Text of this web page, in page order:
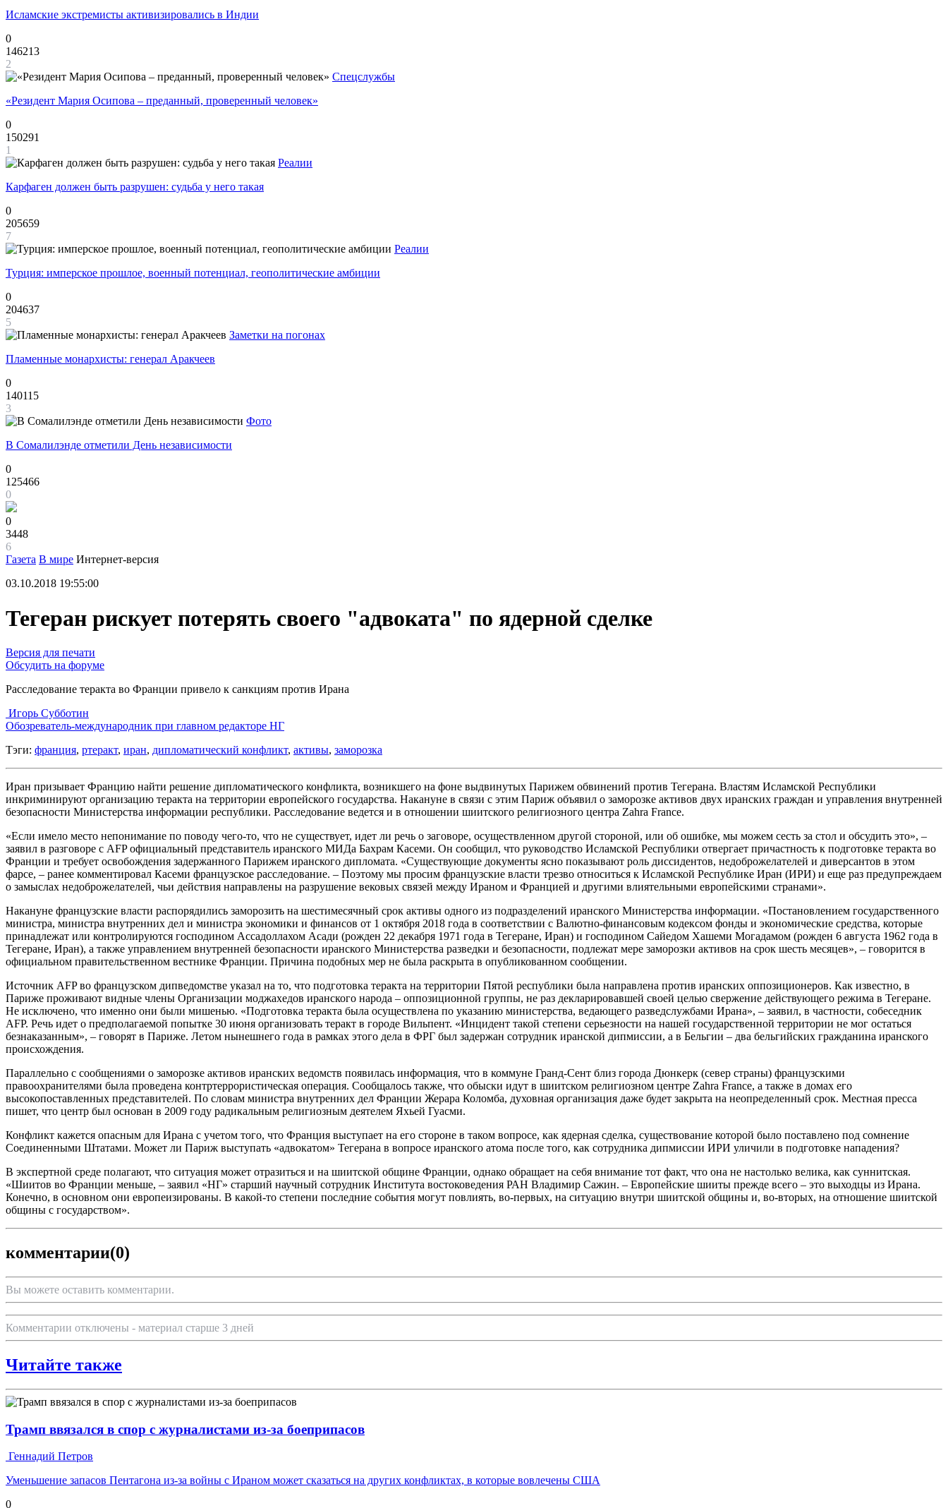
Исламские экстремисты активизировались в Индии
0
146213
2
Спецслужбы
«Резидент Мария Осипова – преданный, проверенный человек»
0
150291
1
Реалии
Карфаген должен быть разрушен: судьба у него такая
0
205659
7
Реалии
Турция: имперское прошлое, военный потенциал, геополитические амбиции
0
204637
5
Заметки на погонах
Пламенные монархисты: генерал Аракчеев
0
140115
3
Фото
В Сомалилэнде отметили День независимости
0
125466
0
0
3448
6
Газета В мире Интернет-версия
03.10.2018 19:55:00
Тегеран рискует потерять своего "адвоката" по ядерной сделке
Версия для печати
Обсудить на форуме
Расследование теракта во Франции привело к санкциям против Ирана
Игорь Субботин
Обозреватель-международник при главном редакторе НГ
Тэги: франция, ртеракт, иран, дипломатический конфликт, активы, заморозка
Иран призывает Францию найти решение дипломатического конфликта, возникшего на фоне выдвинутых Парижем обвинений против Тегерана. Властям Исламской Республики
инкриминируют организацию теракта на территории европейского государства. Накануне в связи с этим Париж объявил о заморозке активов двух иранских граждан и управления внутренней
безопасности Министерства информации республики. Расследование ведется и в отношении шиитского религиозного центра Zahra France.
«Если имело место непонимание по поводу чего-то, что не существует, идет ли речь о заговоре, осуществленном другой стороной, или об ошибке, мы можем сесть за стол и обсудить это», –
заявил в разговоре с AFP официальный представитель иранского МИДа Бахрам Касеми. Он сообщил, что руководство Исламской Республики отвергает причастность к подготовке теракта во
Франции и требует освобождения задержанного Парижем иранского дипломата. «Существующие документы ясно показывают роль диссидентов, недоброжелателей и диверсантов в этом
фарсе, – ранее комментировал Касеми французское расследование. – Поэтому мы просим французские власти трезво относиться к Исламской Республике Иран (ИРИ) и еще раз предупреждаем
о замыслах недоброжелателей, чьи действия направлены на разрушение вековых связей между Ираном и Францией и другими влиятельными европейскими странами».
Накануне французские власти распорядились заморозить на шестимесячный срок активы одного из подразделений иранского Министерства информации. «Постановлением государственного
министра, министра внутренних дел и министра экономики и финансов от 1 октября 2018 года в соответствии с Валютно-финансовым кодексом фонды и экономические средства, которые
принадлежат или контролируются господином Ассадоллахом Асади (рожден 22 декабря 1971 года в Тегеране, Иран) и господином Сайедом Хашеми Могадамом (рожден 6 августа 1962 года в
Тегеране, Иран), а также управлением внутренней безопасности иранского Министерства разведки и безопасности, подлежат мере заморозки активов на срок шесть месяцев», – говорится в
официальном правительственном вестнике Франции. Причина подобных мер не была раскрыта в опубликованном сообщении.
Источник AFP во французском дипведомстве указал на то, что подготовка теракта на территории Пятой республики была направлена против иранских оппозиционеров. Как известно, в
Париже проживают видные члены Организации моджахедов иранского народа – оппозиционной группы, не раз декларировавшей своей целью свержение действующего режима в Тегеране.
Не исключено, что именно они были мишенью. «Подготовка теракта была осуществлена по указанию министерства, ведающего разведслужбами Ирана», – заявил, в частности, собеседник
AFP. Речь идет о предполагаемой попытке 30 июня организовать теракт в городе Вильпент. «Инцидент такой степени серьезности на нашей государственной территории не мог остаться
безнаказанным», – говорят в Париже. Летом нынешнего года в рамках этого дела в ФРГ был задержан сотрудник иранской дипмиссии, а в Бельгии – два бельгийских гражданина иранского
происхождения.
Параллельно с сообщениями о заморозке активов иранских ведомств появилась информация, что в коммуне Гранд-Сент близ города Дюнкерк (север страны) французскими
правоохранителями была проведена контртеррористическая операция. Сообщалось также, что обыски идут в шиитском религиозном центре Zahra France, а также в домах его
высокопоставленных представителей. По словам министра внутренних дел Франции Жерара Коломба, духовная организация даже будет закрыта на неопределенный срок. Местная пресса
пишет, что центр был основан в 2009 году радикальным религиозным деятелем Яхьей Гуасми.
Конфликт кажется опасным для Ирана с учетом того, что Франция выступает на его стороне в таком вопросе, как ядерная сделка, существование которой было поставлено под сомнение
Соединенными Штатами. Может ли Париж выступать «адвокатом» Тегерана в вопросе иранского атома после того, как сотрудника дипмиссии ИРИ уличили в подготовке нападения?
В экспертной среде полагают, что ситуация может отразиться и на шиитской общине Франции, однако обращает на себя внимание тот факт, что она не настолько велика, как суннитская.
«Шиитов во Франции меньше, – заявил «НГ» старший научный сотрудник Института востоковедения РАН Владимир Сажин. – Европейские шииты прежде всего – это выходцы из Ирана.
Конечно, в основном они европеизированы. В какой-то степени последние события могут повлиять, во-первых, на ситуацию внутри шиитской общины и, во-вторых, на отношение шиитской
общины с государством».
комментарии(0)
Вы можете оставить комментарии.
Комментарии отключены - материал старше 3 дней
Читайте также
Трамп ввязался в спор с журналистами из-за боеприпасов
Геннадий Петров
Уменьшение запасов Пентагона из-за войны с Ираном может сказаться на других конфликтах, в которые вовлечены США
0